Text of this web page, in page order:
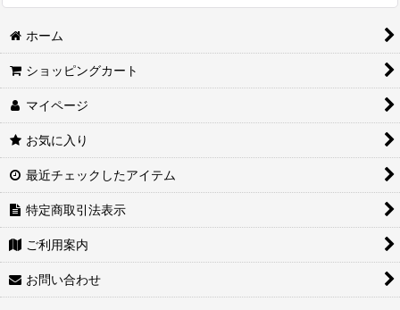
ホーム
ショッピングカート
マイページ
お気に入り
最近チェックしたアイテム
特定商取引法表示
ご利用案内
お問い合わせ